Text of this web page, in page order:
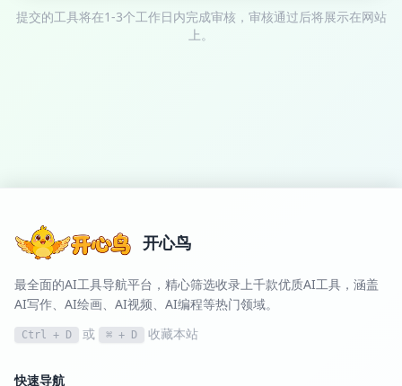
提交的工具将在1-3个工作日内完成审核，审核通过后将展示在网站
上。
开心鸟
最全面的AI工具导航平台，精心筛选收录上千款优质AI工具，涵盖
AI写作、AI绘画、AI视频、AI编程等热门领域。
Ctrl + D 或 ⌘ + D 收藏本站
快速导航